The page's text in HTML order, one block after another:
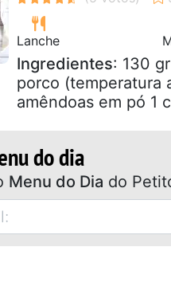
Lanche
Ingredientes: 130
porco (temperatura
amêndoas em pó 1
do dia
o Menu do Dia do